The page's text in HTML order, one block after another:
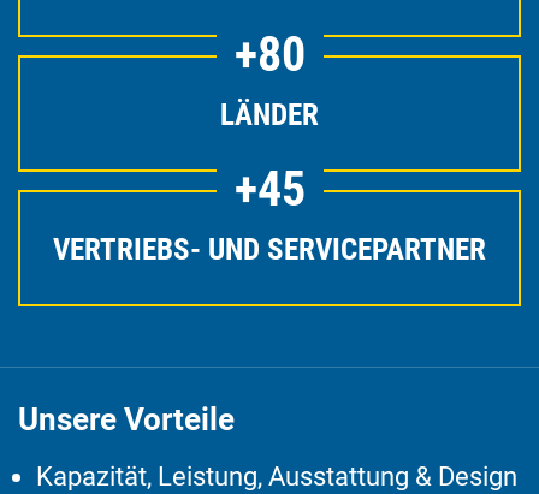
+80
LÄNDER
+45
VERTRIEBS- UND SERVICEPARTNER
Unsere Vorteile
Kapazität, Leistung, Ausstattung & Design